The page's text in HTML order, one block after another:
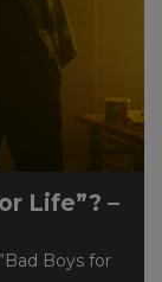
Life”? –
Boys for